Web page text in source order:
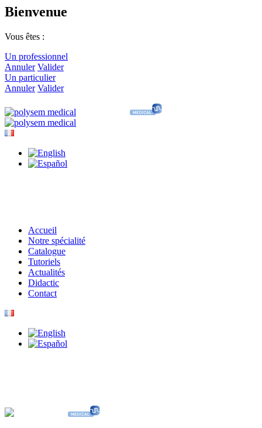
Bienvenue
Vous êtes :
Un professionnel
Annuler Valider
Un particulier
Annuler Valider
Accueil
Notre spécialité
Catalogue
Tutoriels
Actualités
Didactic
Contact